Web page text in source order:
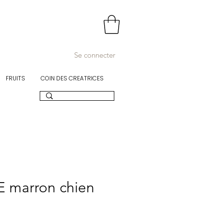
Se connecter
FRUITS COIN DES CREATRICES
marron chien